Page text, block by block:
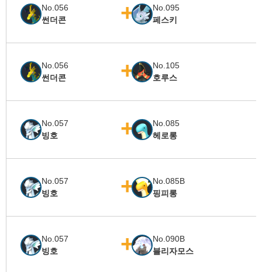
No.056
썬더콘
No.095
페스키
No.056
썬더콘
No.105
호루스
No.057
빙호
No.085
헤로롱
No.057
빙호
No.085B
핑피롱
No.057
빙호
No.090B
블리자모스